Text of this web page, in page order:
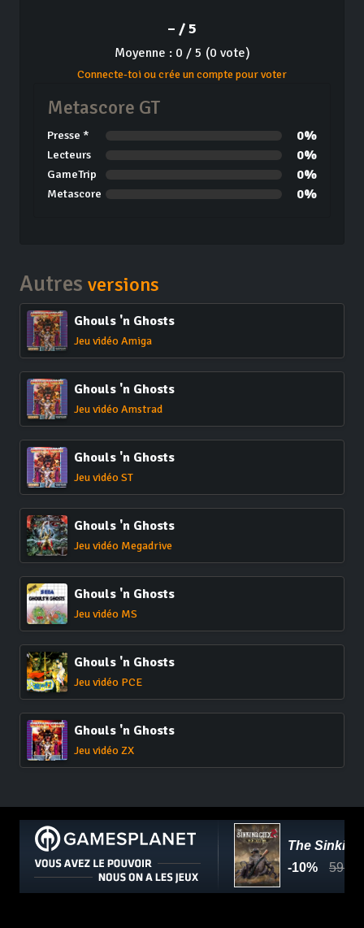
– / 5
Moyenne : 0 / 5 (0 vote)
Connecte-toi ou crée un compte pour voter
Metascore GT
Presse * 0%
Lecteurs 0%
GameTrip 0%
Metascore 0%
Autres versions
Ghouls 'n Ghosts
Jeu vidéo Amiga
Ghouls 'n Ghosts
Jeu vidéo Amstrad
Ghouls 'n Ghosts
Jeu vidéo ST
Ghouls 'n Ghosts
Jeu vidéo Megadrive
Ghouls 'n Ghosts
Jeu vidéo MS
Ghouls 'n Ghosts
Jeu vidéo PCE
Ghouls 'n Ghosts
Jeu vidéo ZX